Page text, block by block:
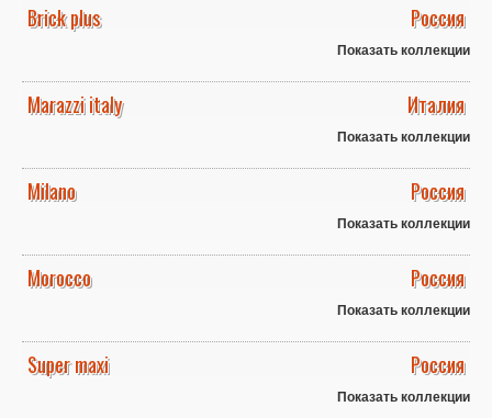
Brick plus Россия
Показать коллекции
Marazzi italy Италия
Показать коллекции
Milano Россия
Показать коллекции
Morocco Россия
Показать коллекции
Super maxi Россия
Показать коллекции